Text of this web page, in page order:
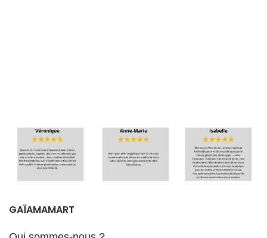
GAÏAMAMART